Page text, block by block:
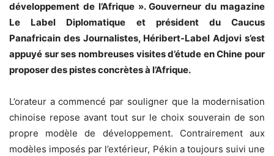
développement de l’Afrique ». Gouverneur du magazine
Le Label Diplomatique et président du Caucus
Panafricain des Journalistes, Héribert-Label Adjovi s’est
appuyé sur ses nombreuses visites d’étude en Chine pour
proposer des pistes concrètes à l’Afrique.
L’orateur a commencé par souligner que la modernisation
chinoise repose avant tout sur le choix souverain de son
propre modèle de développement. Contrairement aux
modèles imposés par l’extérieur, Pékin a toujours suivi une